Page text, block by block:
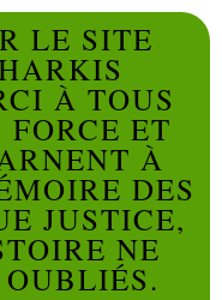
LE SITE
À TOUS
ET
À
DES
JUSTICE,
NE